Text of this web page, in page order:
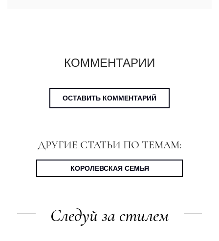
КОММЕНТАРИИ
ОСТАВИТЬ КОММЕНТАРИЙ
ДРУГИЕ СТАТЬИ ПО ТЕМАМ:
КОРОЛЕВСКАЯ СЕМЬЯ
Следуй за стилем